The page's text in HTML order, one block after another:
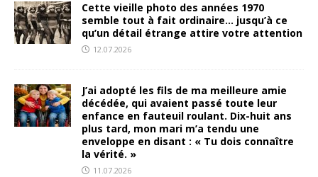
Cette vieille photo des années 1970
semble tout à fait ordinaire… jusqu’à ce
qu’un détail étrange attire votre attention
12.07.2026
J’ai adopté les fils de ma meilleure amie
décédée, qui avaient passé toute leur
enfance en fauteuil roulant. Dix-huit ans
plus tard, mon mari m’a tendu une
enveloppe en disant : « Tu dois connaître
la vérité. »
11.07.2026